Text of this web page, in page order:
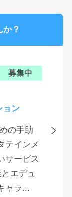
か？
募集中
ョン
の手助
テインメ
サービス
エデュ
ャラ...